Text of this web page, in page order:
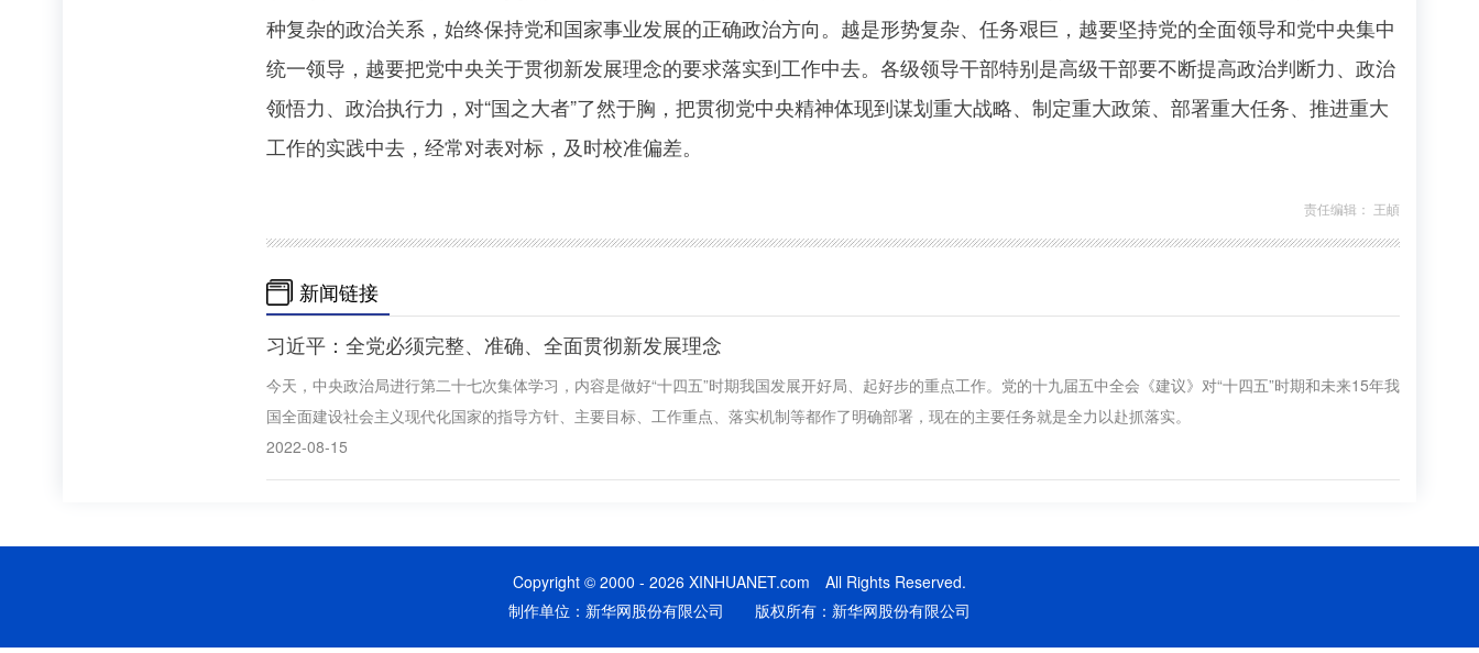
种复杂的政治关系，始终保持党和国家事业发展的正确政治方向。越是形势复杂、任务艰巨，越要坚持党的全面领导和党中央集中
统一领导，越要把党中央关于贯彻新发展理念的要求落实到工作中去。各级领导干部特别是高级干部要不断提高政治判断力、政治
领悟力、政治执行力，对“国之大者”了然于胸，把贯彻党中央精神体现到谋划重大战略、制定重大政策、部署重大任务、推进重大
工作的实践中去，经常对表对标，及时校准偏差。
责任编辑： 王頔
新闻链接
习近平：全党必须完整、准确、全面贯彻新发展理念
今天，中央政治局进行第二十七次集体学习，内容是做好“十四五”时期我国发展开好局、起好步的重点工作。党的十九届五中全会《建议》对“十四五”时期和未来15年我
国全面建设社会主义现代化国家的指导方针、主要目标、工作重点、落实机制等都作了明确部署，现在的主要任务就是全力以赴抓落实。
2022-08-15
Copyright © 2000 - 2026 XINHUANET.com All Rights Reserved.
制作单位：新华网股份有限公司 版权所有：新华网股份有限公司